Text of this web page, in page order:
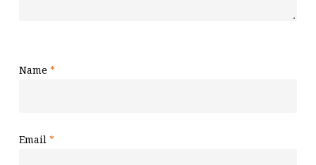
Name *
Email *